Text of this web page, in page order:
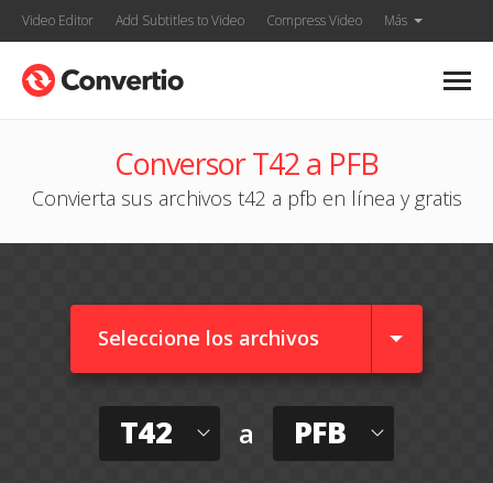
Video Editor Add Subtitles to Video Compress Video Más
Conversor T42 a PFB
Convierta sus archivos t42 a pfb en línea y gratis
Seleccione los archivos
T42 a PFB